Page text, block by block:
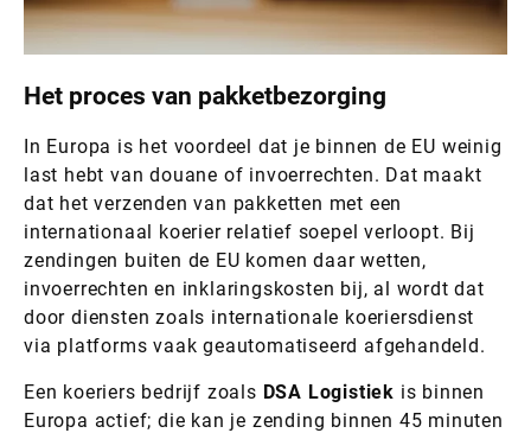
Het proces van pakketbezorging
In Europa is het voordeel dat je binnen de EU weinig
last hebt van douane of invoerrechten. Dat maakt
dat het verzenden van pakketten met een
internationaal koerier relatief soepel verloopt. Bij
zendingen buiten de EU komen daar wetten,
invoerrechten en inklaringskosten bij, al wordt dat
door diensten zoals internationale koeriersdienst
via platforms vaak geautomatiseerd afgehandeld.
Een koeriers bedrijf zoals DSA Logistiek is binnen
Europa actief; die kan je zending binnen 45 minuten